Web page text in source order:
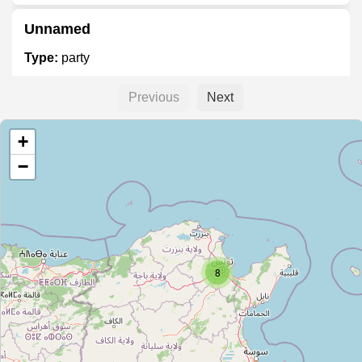
Unnamed
Type: party
Type:
كراء لوازم أفراح
Type:
noura
Type:party
Previous Next
8
+
−